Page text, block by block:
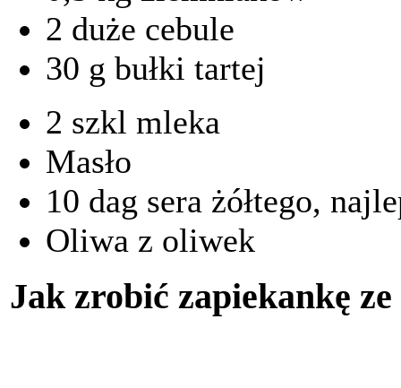
2 duże cebule
30 g bułki tartej
2 szkl mleka
Masło
10 dag sera żółtego,
Oliwa z oliwek
Jak zrobić zapiekankę ze